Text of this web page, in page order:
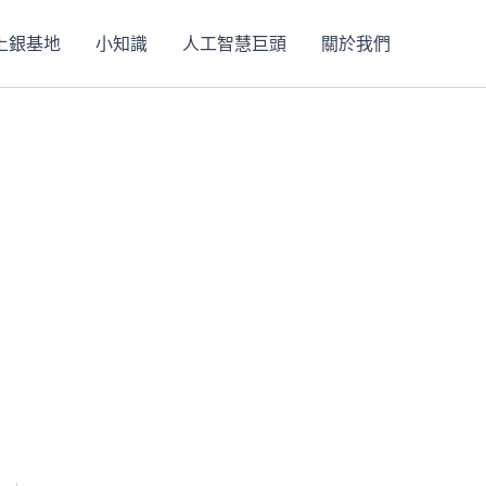
銀基地 小知識 人工智慧巨頭 關於我們